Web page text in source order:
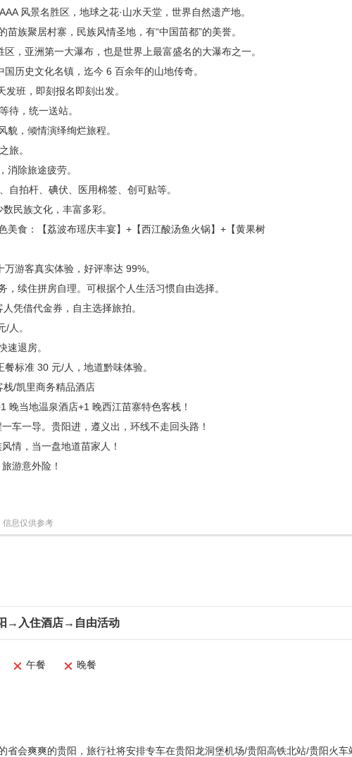
风景名胜区，地球之花·山水天堂，世界自然遗产地。
族聚居村寨，民族风情圣地，有“中国苗都”的美誉。
，亚洲第一大瀑布，也是世界上最富盛名的大瀑布之一。
历史文化名镇，迄今 6 百余年的山地传奇。
班，即刻报名即刻出发。
待，统一送站。
貌，倾情演绎绚烂旅程。
旅。
消除旅途疲劳。
自拍杆、碘伏、医用棉签、创可贴等。
民族文化，丰富多彩。
美食：【荔波布瑶庆丰宴】+【西江酸汤鱼火锅】+【黄果树
游客真实体验，好评率达 99%。
续住拼房自理。可根据个人生活习惯自由选择。
凭借代金券，自主选择旅拍。
人。
速退房。
标准 30 元/人，地道黔味体验。
/凯里商务精品酒店
晚当地温泉酒店+1 晚西江苗寨特色客栈！
车一导。贵阳进，遵义出，环线不走回头路！
情，当一盘地道苗家人！
游意外险！
信息仅供参考
→入住酒店→自由活动
午餐 晚餐
省会爽爽的贵阳，旅行社将安排专车在贵阳龙洞堡机场/贵阳高铁北站/贵阳火